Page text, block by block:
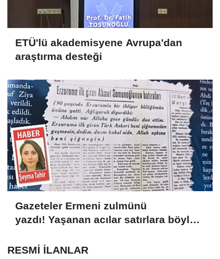
ETÜ'lü akademisyene Avrupa'dan
araştırma desteği
Gazeteler Ermeni zulmünü
yazdı! Yaşanan acılar satırlara böyle
RESMİ İLANLAR